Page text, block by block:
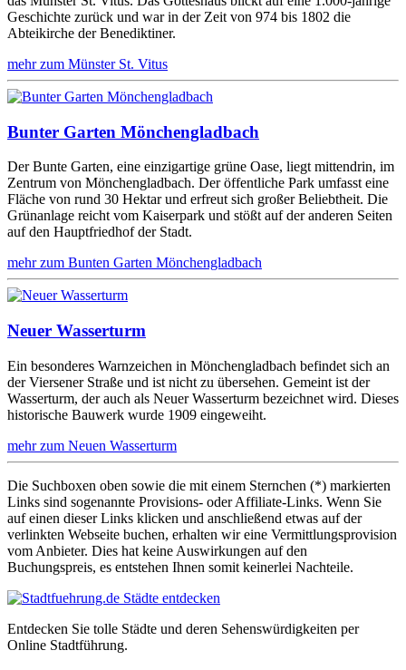
Geschichte zurück und war in der Zeit von 974 bis 1802 die
Abteikirche der Benediktiner.
mehr zum Münster St. Vitus
Bunter Garten Mönchengladbach
Der Bunte Garten, eine einzigartige grüne Oase, liegt mittendrin, im
Zentrum von Mönchengladbach. Der öffentliche Park umfasst eine
Fläche von rund 30 Hektar und erfreut sich großer Beliebtheit. Die
Grünanlage reicht vom Kaiserpark und stößt auf der anderen Seiten
auf den Hauptfriedhof der Stadt.
mehr zum Bunten Garten Mönchengladbach
Neuer Wasserturm
Ein besonderes Warnzeichen in Mönchengladbach befindet sich an
der Viersener Straße und ist nicht zu übersehen. Gemeint ist der
Wasserturm, der auch als Neuer Wasserturm bezeichnet wird. Dieses
historische Bauwerk wurde 1909 eingeweiht.
mehr zum Neuen Wasserturm
Die Suchboxen oben sowie die mit einem Sternchen (*) markierten
Links sind sogenannte Provisions- oder Affiliate-Links. Wenn Sie
auf einen dieser Links klicken und anschließend etwas auf der
verlinkten Webseite buchen, erhalten wir eine Vermittlungsprovision
vom Anbieter. Dies hat keine Auswirkungen auf den
Buchungspreis, es entstehen Ihnen somit keinerlei Nachteile.
Entdecken Sie tolle Städte und deren Sehenswürdigkeiten per
Online Stadtführung.